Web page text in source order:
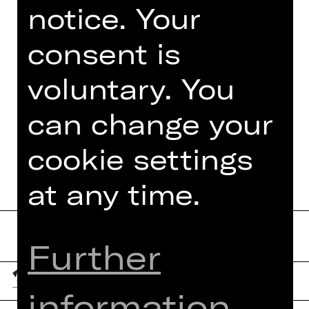
am Staatstheater Nürnberg bei den
Opernproduktionen „Turing“ von Anno
Schreier (Regie: Jens-Daniel Herzig),
„La…
Read more
notice. Your
consent is
voluntary. You
can change your
cookie settings
at any time.
Further